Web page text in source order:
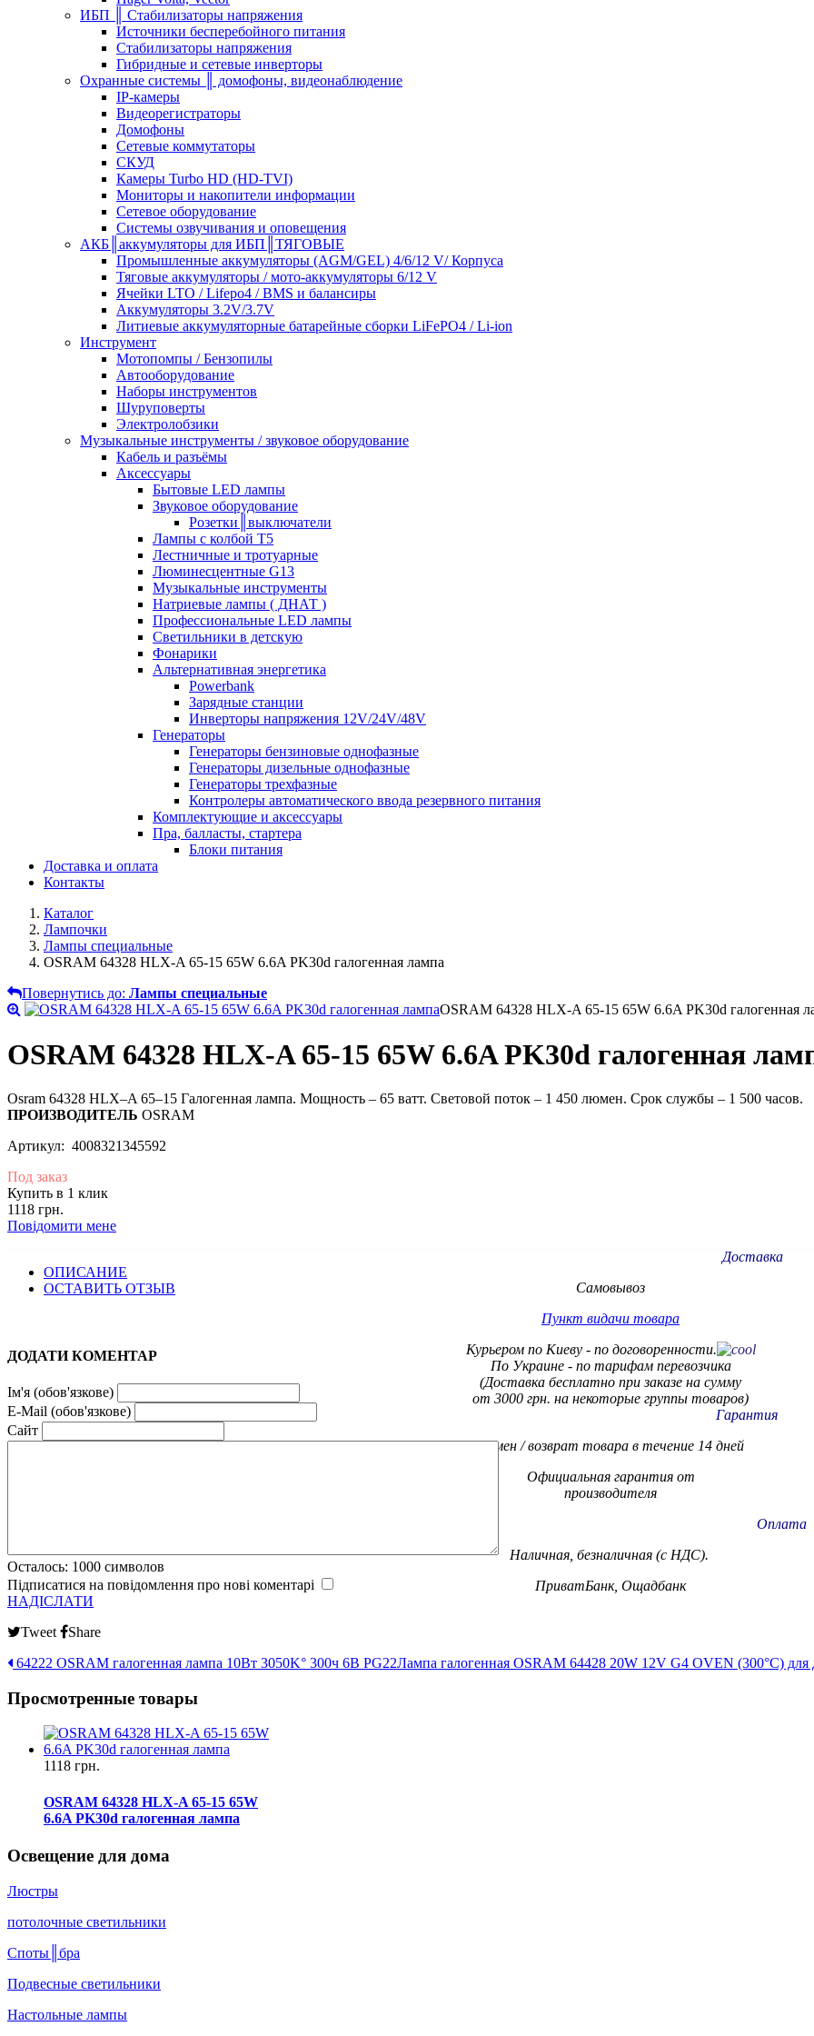
ИБП ║ Стабилизаторы напряжения
Источники бесперебойного питания
Стабилизаторы напряжения
Гибридные и сетевые инверторы
Охранные системы ║ домофоны, видеонаблюдение
IP-камеры
Видеорегистраторы
Домофоны
Сетевые коммутаторы
СКУД
Камеры Turbo HD (HD-TVI)
Мониторы и накопители информации
Сетевое оборудование
Системы озвучивания и оповещения
АКБ║аккумуляторы для ИБП║ТЯГОВЫЕ
Промышленные аккумуляторы (AGM/GEL) 4/6/12 V/ Корпуса
Тяговые аккумуляторы / мото-аккумуляторы 6/12 V
Ячейки LTO / Lifepo4 / BMS и балансиры
Аккумуляторы 3.2V/3.7V
Литиевые аккумуляторные батарейные сборки LiFePO4 / Li-ion
Инструмент
Мотопомпы / Бензопилы
Автооборудование
Наборы инструментов
Шуруповерты
Электролобзики
Музыкальные инструменты / звуковое оборудование
Кабель и разъёмы
Аксессуары
Бытовые LED лампы
Звуковое оборудование
Розетки║выключатели
Лампы с колбой Т5
Лестничные и тротуарные
Люминесцентные G13
Музыкальные инструменты
Натриевые лампы ( ДНАТ )
Профессиональные LED лампы
Светильники в детскую
Фонарики
Альтернативная энергетика
Powerbank
Зарядные станции
Инверторы напряжения 12V/24V/48V
Генераторы
Генераторы бензиновые однофазные
Генераторы дизельные однофазные
Генераторы трехфазные
Контролеры автоматического ввода резервного питания
Комплектующие и аксессуары
Пра, балласты, стартера
Блоки питания
Доставка и оплата
Контакты
Каталог
Лампочки
Лампы специальные
OSRAM 64328 HLX-A 65-15 65W 6.6A PK30d галогенная лампа
Повернутись до: Лампы специальные
OSRAM 64328 HLX-A 65-15 65W 6.6A PK30d галогенная
OSRAM 64328 HLX-A 65-15 65W 6.6A PK30d галогенная
Osram 64328 HLX–A 65–15 Галогенная лампа. Мощность – 65 ватт. Световой поток – 1 450 люмен. Срок службы – 1 500 часов.
ПРОИЗВОДИТЕЛЬ OSRAM
Артикул: 4008321345592
Под заказ
Купить в 1 клик
1118 грн.
Повідомити мене
Доставка
Самовывоз
Пункт видачи товара
Курьером по Киеву - по договоренности.
По Украине - по тарифам перевозчика
(Доставка бесплатно при заказе на сумму
от 3000 грн. на некоторые группы товаров)
Гарантия
Обмен / возврат товара в течение 14 дней
Официальная гарантия от
производителя
Оплата
Наличная, безналичная (с НДС).
ПриватБанк, Ощадбанк
ОПИСАНИЕ
ОСТАВИТЬ ОТЗЫВ
ДОДАТИ КОМЕНТАР
Ім'я (обов'язкове)
E-Mail (обов'язкове)
Сайт
Осталось: 1000 символов
Підписатися на повідомлення про нові коментарі
НАДІСЛАТИ
Tweet
Share
64222 OSRAM галогенная лампа 10Вт 3050K° 300ч 6В PG22Лампа галогенная OSRAM 64428 20W 12V G4 OVEN (300°С) для
Просмотренные товары
1118 грн.
OSRAM 64328 HLX-A 65-15 65W
6.6A PK30d галогенная лампа
Освещение для дома
Люстры
потолочные светильники
Споты║бра
Подвесные светильники
Настольные лампы